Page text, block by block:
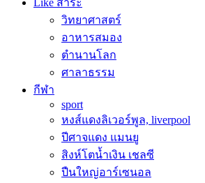
Like สาระ
วิทยาศาสตร์
อาหารสมอง
ตำนานโลก
ศาลาธรรม
กีฬา
sport
หงส์แดงลิเวอร์พูล, liverpool
ปีศาจแดง แมนยู
สิงห์โตน้ำเงิน เชลซี
ปืนใหญ่อาร์เซนอล